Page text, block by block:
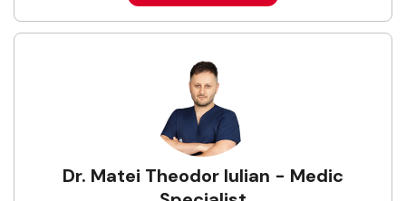
Dr. Matei Theodor Iulian - Medic